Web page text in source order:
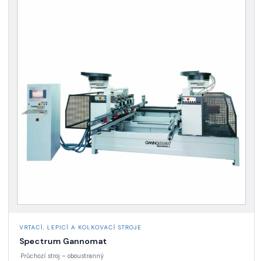
VRTACÍ, LEPICÍ A KOLKOVACÍ STROJE
Spectrum Gannomat
·Průchozí stroj – oboustranný